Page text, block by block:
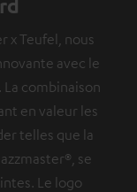
x Teufel, nous
avec le
combinaison
en valeur les
telles que la
se
Le logo